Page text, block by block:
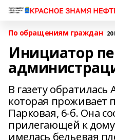
По обращениям граждан 20
Инициатор
В газету
которая проживает
Парковая, 6-б. Она
прилегающей к
имелась бельевая